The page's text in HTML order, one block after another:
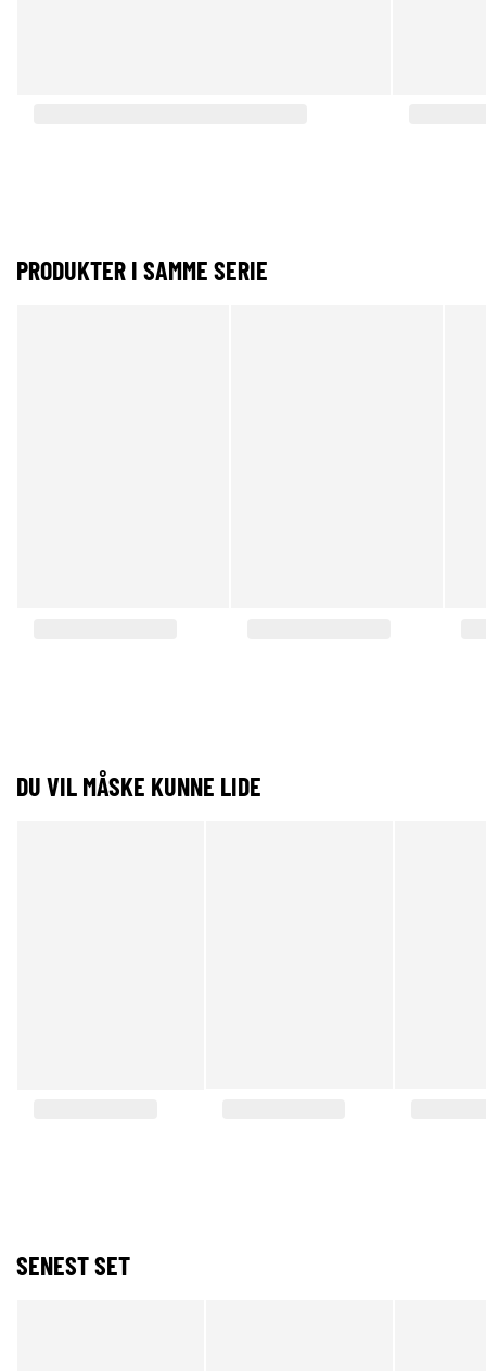
PRODUKTER I SAMME SERIE
DU VIL MÅSKE KUNNE LIDE
SENEST SET